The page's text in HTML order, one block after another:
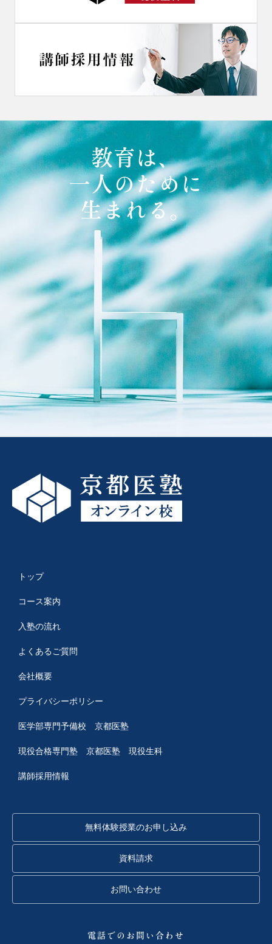
教育は、
一人のために
生まれる。
トップ
コース案内
入塾の流れ
よくあるご質問
会社概要
プライバシーポリシー
医学部専門予備校 京都医塾
現役合格専門塾 京都医塾 現役生科
講師採用情報
無料体験授業のお申し込み
資料請求
お問い合わせ
電話でのお問い合わせ